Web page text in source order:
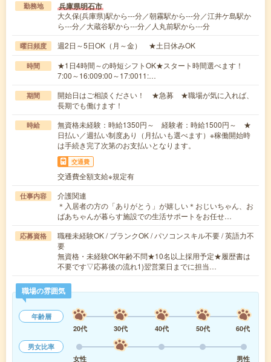
勤務地 兵庫県明石市
大久保(兵庫県)駅から---分／朝霧駅から---分／江井ケ島駅か
ら---分／大蔵谷駅から---分／人丸前駅から---分
曜日頻度 週2日～5日OK（月～金） ★土日休みOK
時間
★1日4時間～の時短シフトOK★スタート時間選べます！
7:00～16:009:00～17:0011:…
期間
開始日はご相談ください！ ★急募 ★職場が気に入れば、
長期でも働けます！
時給
無資格未経験：時給1350円～ 経験者：時給1500円～ ★
日払い／週払い制度あり（月払いも選べます）※稼働開始時
は手続き完了次第のお支払いとなります。
交通費
交通費全額支給※規定有
仕事内容
介護関連
＊入居者の方の「ありがとう」が嬉しい＊おじいちゃん、お
ばあちゃんが暮らす施設での生活サポートをお任せ…
応募資格
職種未経験OK / ブランクOK / パソコンスキル不要 / 英語力不
要
無資格・未経験OK年齢不問★10名以上採用予定★履歴書は
不要です▽応募後の流れ1)翌営業日までに担当…
職場の雰囲気
年齢層
20代
30代 40代 50代
60代
男女比率
女性
男性